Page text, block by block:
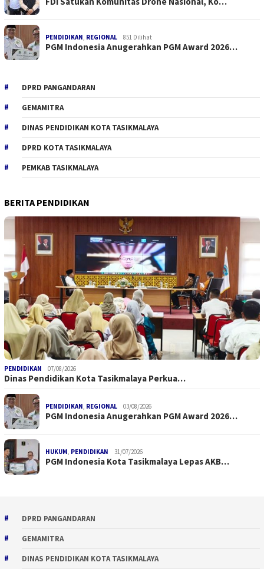
PENDIDIKAN, REGIONAL 851 Dilihat
PGM Indonesia Anugerahkan PGM Award 2026…
DPRD PANGANDARAN
GEMAMITRA
DINAS PENDIDIKAN KOTA TASIKMALAYA
DPRD KOTA TASIKMALAYA
PEMKAB TASIKMALAYA
BERITA PENDIDIKAN
PENDIDIKAN 07/08/2026
Dinas Pendidikan Kota Tasikmalaya Perkua…
PENDIDIKAN REGIONAL 03/08/2026
PGM Indonesia Anugerahkan PGM Award 2026…
HUKUM PENDIDIKAN 31/07/2026
PGM Indonesia Kota Tasikmalaya Lepas AKB…
DPRD PANGANDARAN
GEMAMITRA
DINAS PENDIDIKAN KOTA TASIKMALAYA